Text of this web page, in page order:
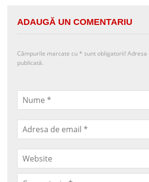
ADAUGĂ UN COMENTARIU
Câmpurile marcate cu * sunt obligatorii! Adresa
publicată.